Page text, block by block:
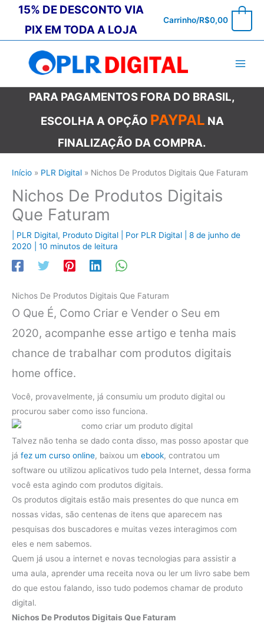
conteúdo
15% DE DESCONTO VIA
PIX EM TODA A LOJA
Carrinho/R$0,00
PARA PAGAMENTOS FORA DO BRASIL,
ESCOLHA A OPÇÃO PAYPAL NA
FINALIZAÇÃO DA COMPRA.
Início PLR Digital Nichos De Produtos Digitais Que Faturam
Nichos De Produtos Digitais
Que Faturam
PLR Digital, Produto Digital | Por PLR Digital
8 de junho de
2020
10 minutos de leitura
Nichos De Produtos Digitais Que Faturam
O Que É, Como Criar e Vender o Seu em
2020, acompanhe esse artigo e tenha mais
chance de trabalhar com produtos digitais
home office.
Você, provavelmente, já consumiu um produto digital ou
procurou saber como isso funciona.
Talvez não tenha se dado conta disso, mas posso apostar que
já fez um curso online, baixou um ebook, contratou um
software ou utilizou aplicativos tudo pela Internet, dessa forma
você esta agindo com produtos digitais.
Os produtos digitais estão mais presentes do que nunca em
nossas vidas, são centenas de itens que aparecem nas
pesquisas dos buscadores e muitas vezes interagimos com
eles e nem sabemos.
Quem já usou a internet e novas tecnologias para assistir a
uma aula, aprender uma receita nova ou ler um livro sabe bem
do que estou falando, isso tudo podemos chamar de produto
digital.
Nichos De Produtos Digitais Que Faturam